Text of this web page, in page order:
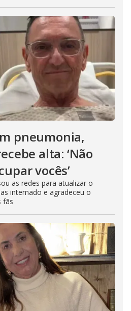
pneumonia,
alta: ‘Não
vocês’
as redes para atualizar o
internado e agradeceu o
fãs